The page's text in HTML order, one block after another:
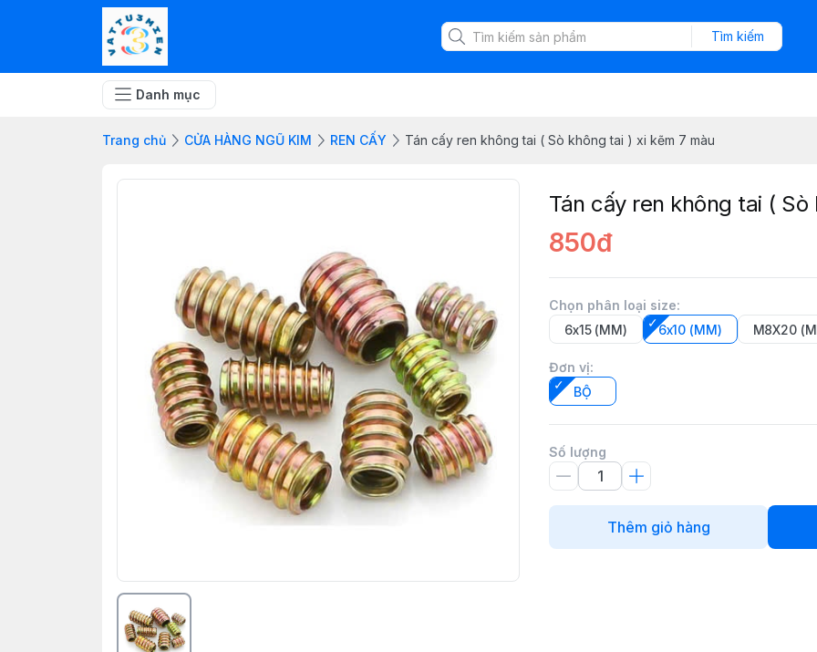
Tìm kiếm
Danh mục
Trang chủ CỬA HÀNG NGŨ KIM REN CẤY Tán cấy ren không tai ( Sò không tai ) xi kẽm 7 màu
Tán cấy ren không tai (
850đ
Chọn phân loại size:
6x15 (MM)
6x10 (MM) M8X20
Đơn vị:
BỘ
Số lượng
Thêm giỏ hàng